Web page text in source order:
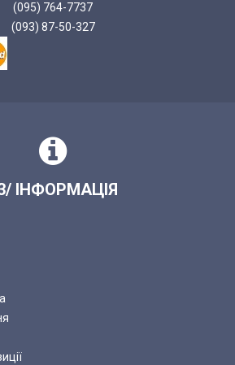
(095) 764-7737
(093) 87-50-327
ІНФОРМАЦІЯ